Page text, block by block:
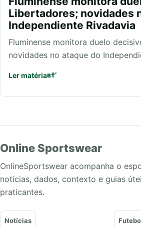
Libertadores; novidades
Independiente Rivadavia
Fluminense monitora duelo
novidades no ataque do
Ler matéria
Online Sportswear
OnlineSportswear acompanha o
notícias, dados, contexto e guias
praticantes.
Notícias